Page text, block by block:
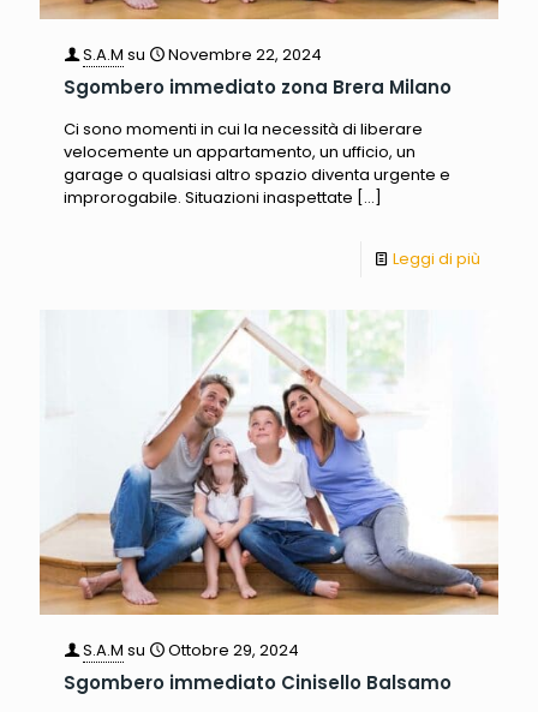
S.A.M su Novembre 22, 2024
Sgombero immediato zona Brera Milano
Ci sono momenti in cui la necessità di liberare
velocemente un appartamento, un ufficio, un
garage o qualsiasi altro spazio diventa urgente e
improrogabile. Situazioni inaspettate […]
Leggi di più
S.A.M su Ottobre 29, 2024
Sgombero immediato Cinisello Balsamo